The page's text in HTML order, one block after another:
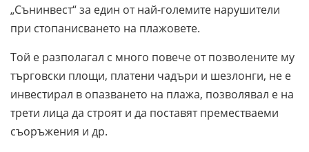
„Сънинвест“ за един от най-големите нарушители
при стопанисването на плажовете.
Той е разполагал с много повече от позволените му
търговски площи, платени чадъри и шезлонги, не е
инвестирал в опазването на плажа, позволявал е на
трети лица да строят и да поставят преместваеми
съоръжения и др.